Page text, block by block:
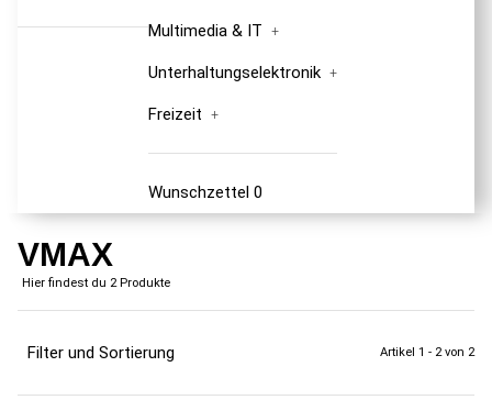
Multimedia & IT
Unterhaltungselektronik
Freizeit
Wunschzettel0
VMAX
Hier findest du 2 Produkte
Filter und Sortierung Artikel 1 - 2 von 2